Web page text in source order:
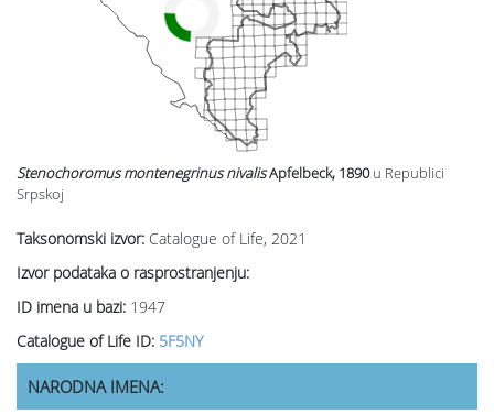
Taksonomski izvor: Catalogue of Life, 2021
Izvor podataka o rasprostranjenju:
ID imena u bazi: 1947
Catalogue of Life ID: 5F5NY
Stenochoromus montenegrinus nivalisApfelbeck, 1890 u Republici
Srpskoj
NARODNA IMENA: